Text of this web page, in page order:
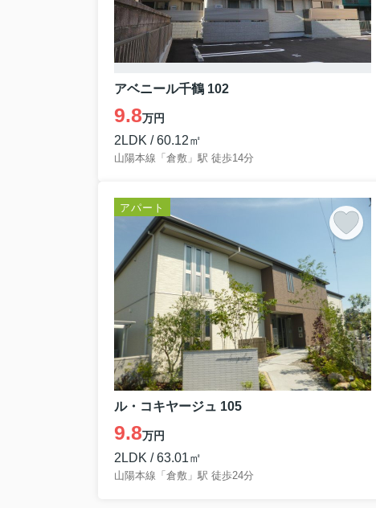
アベニール千鶴 102
9.8万円
2LDK / 60.12㎡
山陽本線「倉敷」駅 徒歩14分
アパート
ル・コキヤージュ 105
9.8万円
2LDK / 63.01㎡
山陽本線「倉敷」駅 徒歩24分